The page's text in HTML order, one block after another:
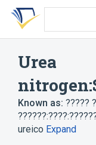
Skip
search
Skip
Skip
account
Urea
Known as: ?????
ureico Expand